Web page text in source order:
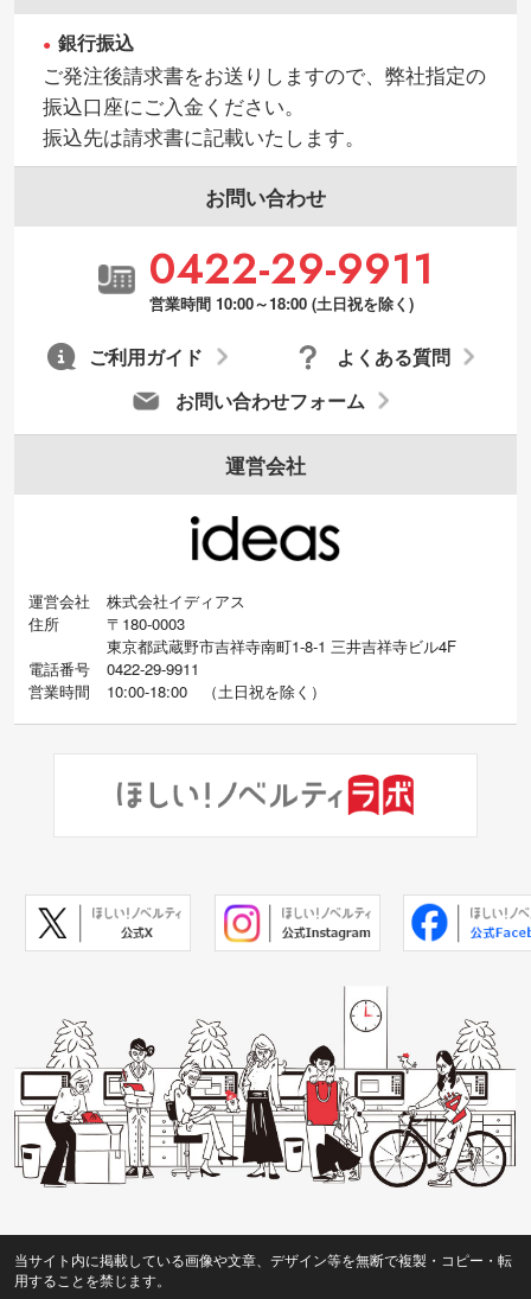
銀行振込
ご発注後請求書をお送りしますので、弊社指定の
振込口座にご入金ください。
振込先は請求書に記載いたします。
お問い合わせ
0422-29-9911
営業時間 10:00～18:00 (土日祝を除く)
お問い合わせフォーム
よくある質問
ご利用ガイド
運営会社
運営会社
株式会社イディアス
住所
〒180-0003
東京都武蔵野市吉祥寺南町1-8-1 三井吉祥寺ビル4F
電話番号
0422-29-9911
営業時間
10:00-18:00 （土日祝を除く）
当サイト内に掲載している画像や文章、デザイン等を無断で複製・コピー・転
用することを禁じます。